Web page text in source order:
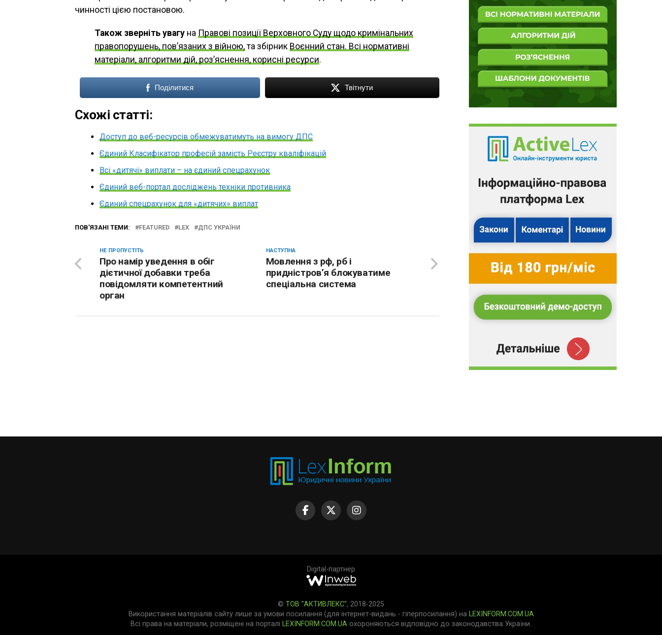
чинності цією постановою.
Також зверніть увагу на Правові позиції Верховного Суду щодо кримінальних
правопорушень, пов’язаних з війною, та збірник Воєнний стан. Всі нормативні
матеріали, алгоритми дій, роз’яснення, корисні ресурси.
Поділитися Твітнути
Схожі статті:
Доступ до веб-ресурсів обмежуватимуть на вимогу ДПС
Єдиний Класифікатор професій замість Реєстру кваліфікацій
Всі «дитячі» виплати – на єдиний спецрахунок
Єдиний веб-портал досліджень техніки противника
Єдиний спецрахунок для «дитячих» виплат
ПОВ'ЯЗАНІ ТЕМИ: FEATURED LEX ДПС УКРАЇНИ
НАСТУПНА
Мовлення з рф, рб і
придністров’я блокуватиме
спеціальна система
НЕ ПРОПУСТІТЬ
Про намір уведення в обіг
дієтичної добавки треба
повідомляти компетентний
орган
Digital-партнер
© ТОВ "АКТИВЛЕКС", 2018-2025
Використання матеріалів сайту лише за умови посилання (для інтернет-видань - гіперпосилання) на LEXINFORM.COM.UA
Всі права на матеріали, розміщені на порталі LEXINFORM.COM.UA охороняються відповідно до законодавства України.